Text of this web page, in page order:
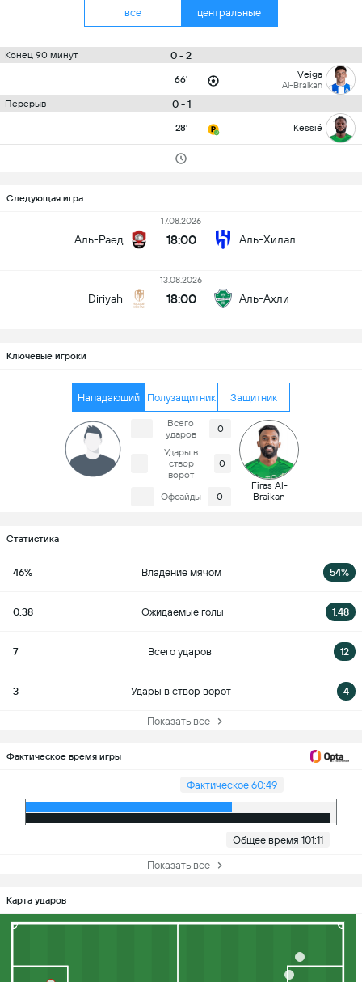
все центральные
Конец 90 минут 0 - 2
66' Veiga
Al-Braikan
Перерыв 0 - 1
28' Kessié
Следующая игра
Аль-Раед
17.08.2026
18:00 Аль-Хилал
Diriyah
13.08.2026
18:00 Аль-Ахли
Ключевые игроки
Нападающий Полузащитник Защитник
Всего
ударов
0
Удары в
створ
ворот
0
Офсайды 0
Firas Al-
Braikan
Статистика
46% Владение мячом 54%
0.38 Ожидаемые голы 1.48
7 Всего ударов 12
3 Удары в створ ворот 4
Показать все
Фактическое время игры
Фактическое 60:49
Общее время 101:11
Показать все
Карта ударов